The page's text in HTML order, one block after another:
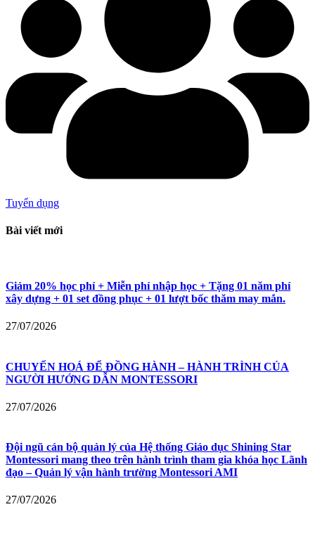
Tuyển dụng
Bài viết mới
Giảm 20% học phí + Miễn phí nhập học + Tặng 01 năm phí
xây dựng + 01 set đồng phục + 01 lượt bốc thăm may mắn.
27/07/2026
CHUYỂN HOÁ ĐỂ ĐỒNG HÀNH – HÀNH TRÌNH CỦA
NGƯỜI HƯỚNG DẪN MONTESSORI
27/07/2026
Đội ngũ cán bộ quản lý của Hệ thống Giáo dục Shining Star
Montessori mang theo trên hành trình tham gia khóa học Lãnh
đạo – Quản lý vận hành trường Montessori AMI
27/07/2026